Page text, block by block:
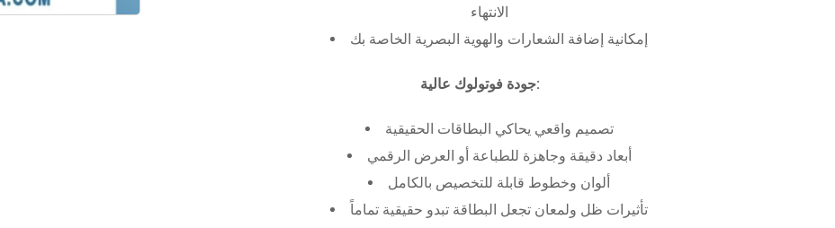
الانتهاء
إمكانية إضافة الشعارات والهوية البصرية الخاصة بك
جودة فوتولوك عالية:
تصميم واقعي يحاكي البطاقات الحقيقية
أبعاد دقيقة وجاهزة للطباعة أو العرض الرقمي
ألوان وخطوط قابلة للتخصيص بالكامل
تأثيرات ظل ولمعان تجعل البطاقة تبدو حقيقية تماماً